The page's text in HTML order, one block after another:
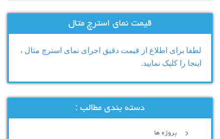
قیمت نمای استرچ متال
لطفا برای اطلاع از قیمت دقیق اجرای نمای استرچ متال ،
اینجا را کلیک نمایید.
دسته بندی مطالب :
پروژه ها